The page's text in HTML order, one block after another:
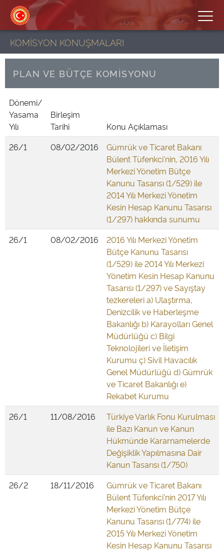
KOMİSYON KONUŞMALARI
PLAN VE BÜTÇE KOMİSYONU
Dönemi/
Yasama
Yılı
Birleşim
Tarihi
Konu Açıklaması
26/1
08/02/2016
Gümrük ve Ticaret Bakanı
Bülent Tüfenkci'nin, 2016 Yılı
Merkezi Yönetim Bütçe
Kanunu Tasarısı (1/529) ile
2014 Yılı Merkezi Yönetim
Kesin Hesap Kanunu Tasarısı
(1/297) hakkında sunumu
26/1
08/02/2016
2016 Yılı Merkezi Yönetim
Bütçe Kanunu Tasarısı
(1/529) ile 2014 Yılı Merkezi
Yönetim Kesin Hesap Kanunu
Tasarısı (1/297) ve Sayıştay
tezkereleri a) Ulaştırma,
Denizcilik ve Haberleşme
Bakanlığı b) Karayolları Genel
Müdürlüğü c) Bilgi
Teknolojileri ve İletişim
Kurumu ç) Sivil Havacılık
Genel Müdürlüğü d) Gümrük
ve Ticaret Bakanlığı e)
Rekabet Kurumu
26/1
11/08/2016
Türkiye Varlık Fonu Kurulması
ile Bazı Kanun ve Kanun
Hükmünde Kararnamelerde
Değişiklik Yapılmasına Dair
Kanun Tasarısı (1/750)
26/2
18/11/2016
Gümrük ve Ticaret Bakanı
Bülent Tüfenkci'nin 2017 Yılı
Merkezi Yönetim Bütçe
Kanunu Tasarısı (1/774) ile
2015 Yılı Merkezi Yönetim
Kesin Hesap Kanunu Tasarısı